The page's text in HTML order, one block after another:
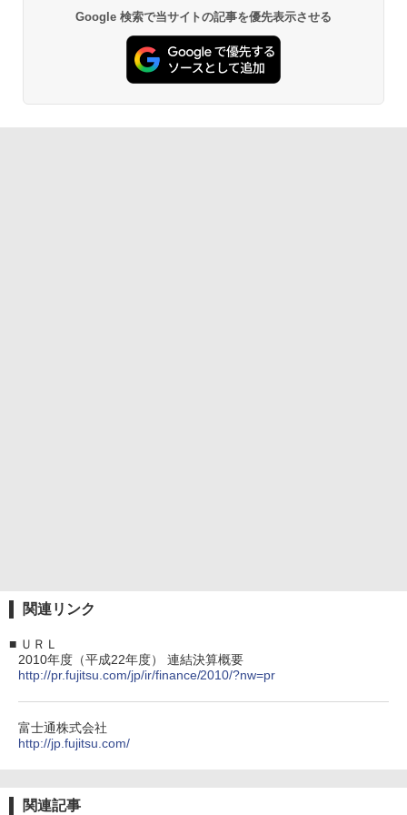
Google 検索で当サイトの記事を優先表示させる
関連リンク
■ ＵＲＬ
2010年度（平成22年度） 連結決算概要
http://pr.fujitsu.com/jp/ir/finance/2010/?nw=pr
富士通株式会社
http://jp.fujitsu.com/
関連記事